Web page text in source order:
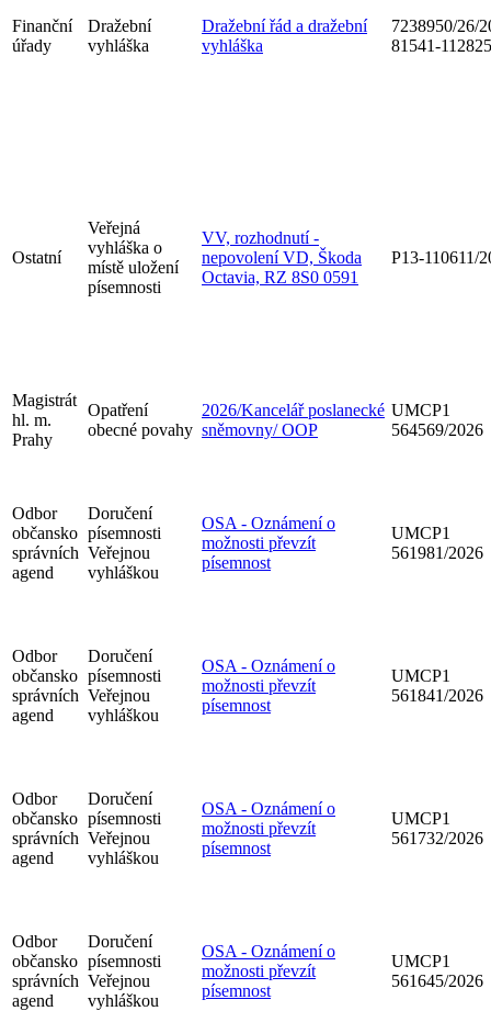
Finanční
úřady
Dražební
vyhláška
Dražební řád a dražební
vyhláška
7238950/26/
81541-112825
Ostatní
Veřejná
vyhláška o
místě uložení
písemnosti
VV, rozhodnutí -
nepovolení VD, Škoda
Octavia, RZ 8S0 0591
P13-110611/
Magistrát
hl. m.
Prahy
Opatření
obecné povahy
2026/Kancelář poslanecké
sněmovny/ OOP
UMCP1
564569/2026
Odbor
občansko
správních
agend
Doručení
písemnosti
Veřejnou
vyhláškou
OSA - Oznámení o
možnosti převzít
písemnost
UMCP1
561981/2026
Odbor
občansko
správních
agend
Doručení
písemnosti
Veřejnou
vyhláškou
OSA - Oznámení o
možnosti převzít
písemnost
UMCP1
561841/2026
Odbor
občansko
správních
agend
Doručení
písemnosti
Veřejnou
vyhláškou
OSA - Oznámení o
možnosti převzít
písemnost
UMCP1
561732/2026
Odbor
občansko
správních
agend
Doručení
písemnosti
Veřejnou
vyhláškou
OSA - Oznámení o
možnosti převzít
písemnost
UMCP1
561645/2026